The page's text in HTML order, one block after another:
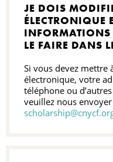
JE DOIS
ÉLECTRONIQUE
INFORMATIONS
LE FAIRE DANS
Si vous devez mettre
électronique, votre
téléphone ou
veuillez nous